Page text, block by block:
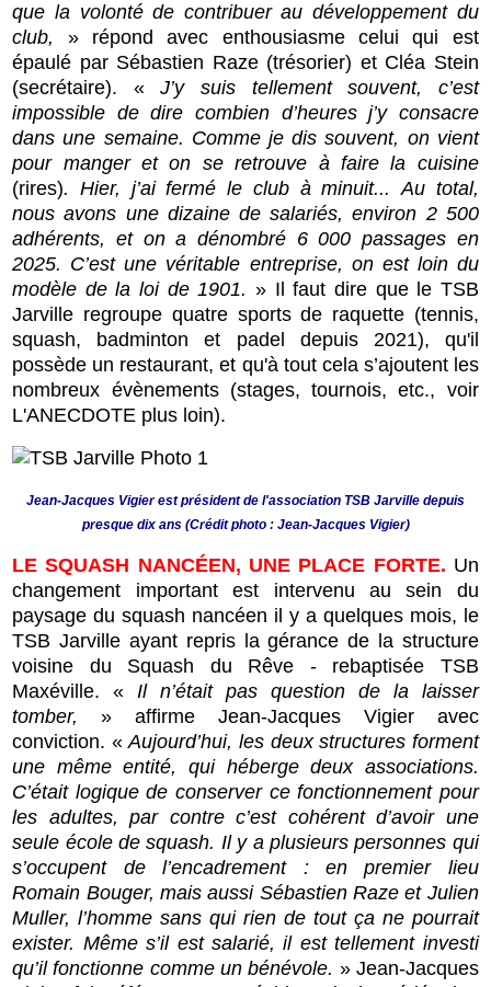
que la volonté de contribuer au développement du
club,
» répond avec enthousiasme celui qui est
épaulé par Sébastien Raze (trésorier) et Cléa Stein
(secrétaire). «J’y suis tellement souvent, c’est
impossible de dire combien d’heures j’y consacre
dans une semaine. Comme je dis souvent, on vient
pour manger et on se retrouve à faire la cuisine
(rires). Hier, j’ai fermé le club à minuit...
Au total,
nous avons une dizaine de salariés, environ 2 500
adhérents, et on a dénombré 6 000 passages en
2025. C’est une véritable entreprise, on est loin du
modèle de la loi de 1901. » I l faut dire que le TSB
Jarville regroupe quatre sports de raquette (tennis,
squash, badminton et padel depuis 2021), qu'il
possède un restaurant, et qu'à tout cela s’ajoutent les
nombreux évènements (stages, tournois, etc., voir
L'ANECDOTE plus loin).
Jean-Jacques Vigier est président de l'association TSB Jarville depuis
presque dix ans (Crédit photo : Jean-Jacques Vigier)
LE SQUASH NANCÉEN, UNE PLACE FORTE. Un
changement important est intervenu au sein du
paysage du squash nancéen il y a quelques mois, le
TSB Jarville ayant repris la gérance de la structure
voisine du Squash du Rêve - rebaptisée TSB
Maxéville. « Il n’était pas question de la laisser
tomber,
» affirme Jean-Jacques Vigier avec
conviction. «Aujourd’hui, les deux structures forment
une même entité, qui héberge deux associations.
C’était logique de conserver ce fonctionnement pour
les adultes, par contre c’est cohérent d’avoir une
seule école de squash. Il y a plusieurs personnes qui
s’occupent de l’encadrement : en premier lieu
Romain Bouger, mais aussi Sébastien Raze et Julien
Muller, l’homme sans qui rien de tout ça ne pourrait
exister. Même s’il est salarié, il est tellement investi
qu’il fonctionne comme un bénévole. » Jean-Jacques